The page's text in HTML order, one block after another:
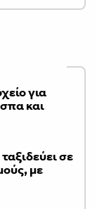
για
και
σε
με